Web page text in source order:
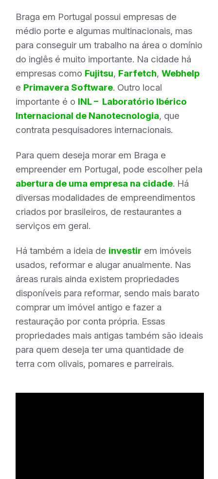
Braga em Portugal possui empresas de
médio porte e algumas multinacionais, mas
para conseguir um trabalho na área o domínio
do inglês é muito importante. Na cidade há
empresas como Fujitsu, Farfetch,Webhelp
e Primavera Software. Outro local
importante é o INL – Laboratório Ibérico
Internacional de Nanotecnologia, que
contrata pesquisadores internacionais.
Para quem deseja morar em Braga e
empreender em Portugal, pode escolher pela
abertura de uma empresa na cidade. Há
diversas modalidades de empreendimentos
criados por brasileiros, de restaurantes a
serviços em geral.
Há também a ideia de investir em imóveis
usados, reformar e alugar anualmente. Nas
áreas rurais ainda existem propriedades
disponíveis para reformar, sendo mais barato
comprar um imóvel antigo e fazer a
restauração por conta própria. Essas
propriedades mais antigas também são ideais
para quem deseja ter uma quantidade de
terra com olivais, pomares e parreirais.